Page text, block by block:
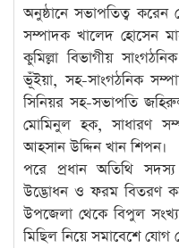
অনুষ্ঠানে সভাপতিত্ব করেন
সম্পাদক খালেদ হোসেন
কুমিল্লা বিভাগীয়
ভূঁইয়া, সহ-সাংগঠনিক
সিনিয়র সহ-সভাপতি
মোমিনুল হক, সাধারণ
আহসান উদ্দিন খান শিপন।
পরে প্রধান অতিথি
উদ্ভোধন ও ফরম বিতরণ
উপজেলা থেকে বিপুল
মিছিল নিয়ে সমাবেশে যোগ